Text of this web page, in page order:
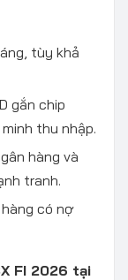
tùy khả
gắn chip
thu nhập.
hàng và
tranh.
có nợ
FI 2026 tại